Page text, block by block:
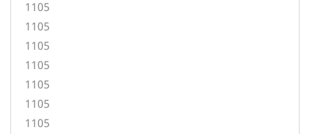
1105
1105
1105
1105
1105
1105
1105